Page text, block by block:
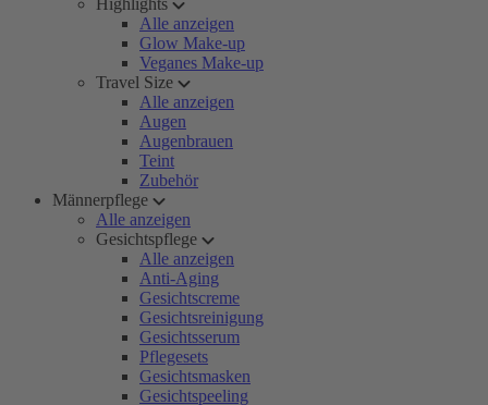
Highlights
Alle anzeigen
Glow Make-up
Veganes Make-up
Travel Size
Alle anzeigen
Augen
Augenbrauen
Teint
Zubehör
Männerpflege
Alle anzeigen
Gesichtspflege
Alle anzeigen
Anti-Aging
Gesichtscreme
Gesichtsreinigung
Gesichtsserum
Pflegesets
Gesichtsmasken
Gesichtspeeling